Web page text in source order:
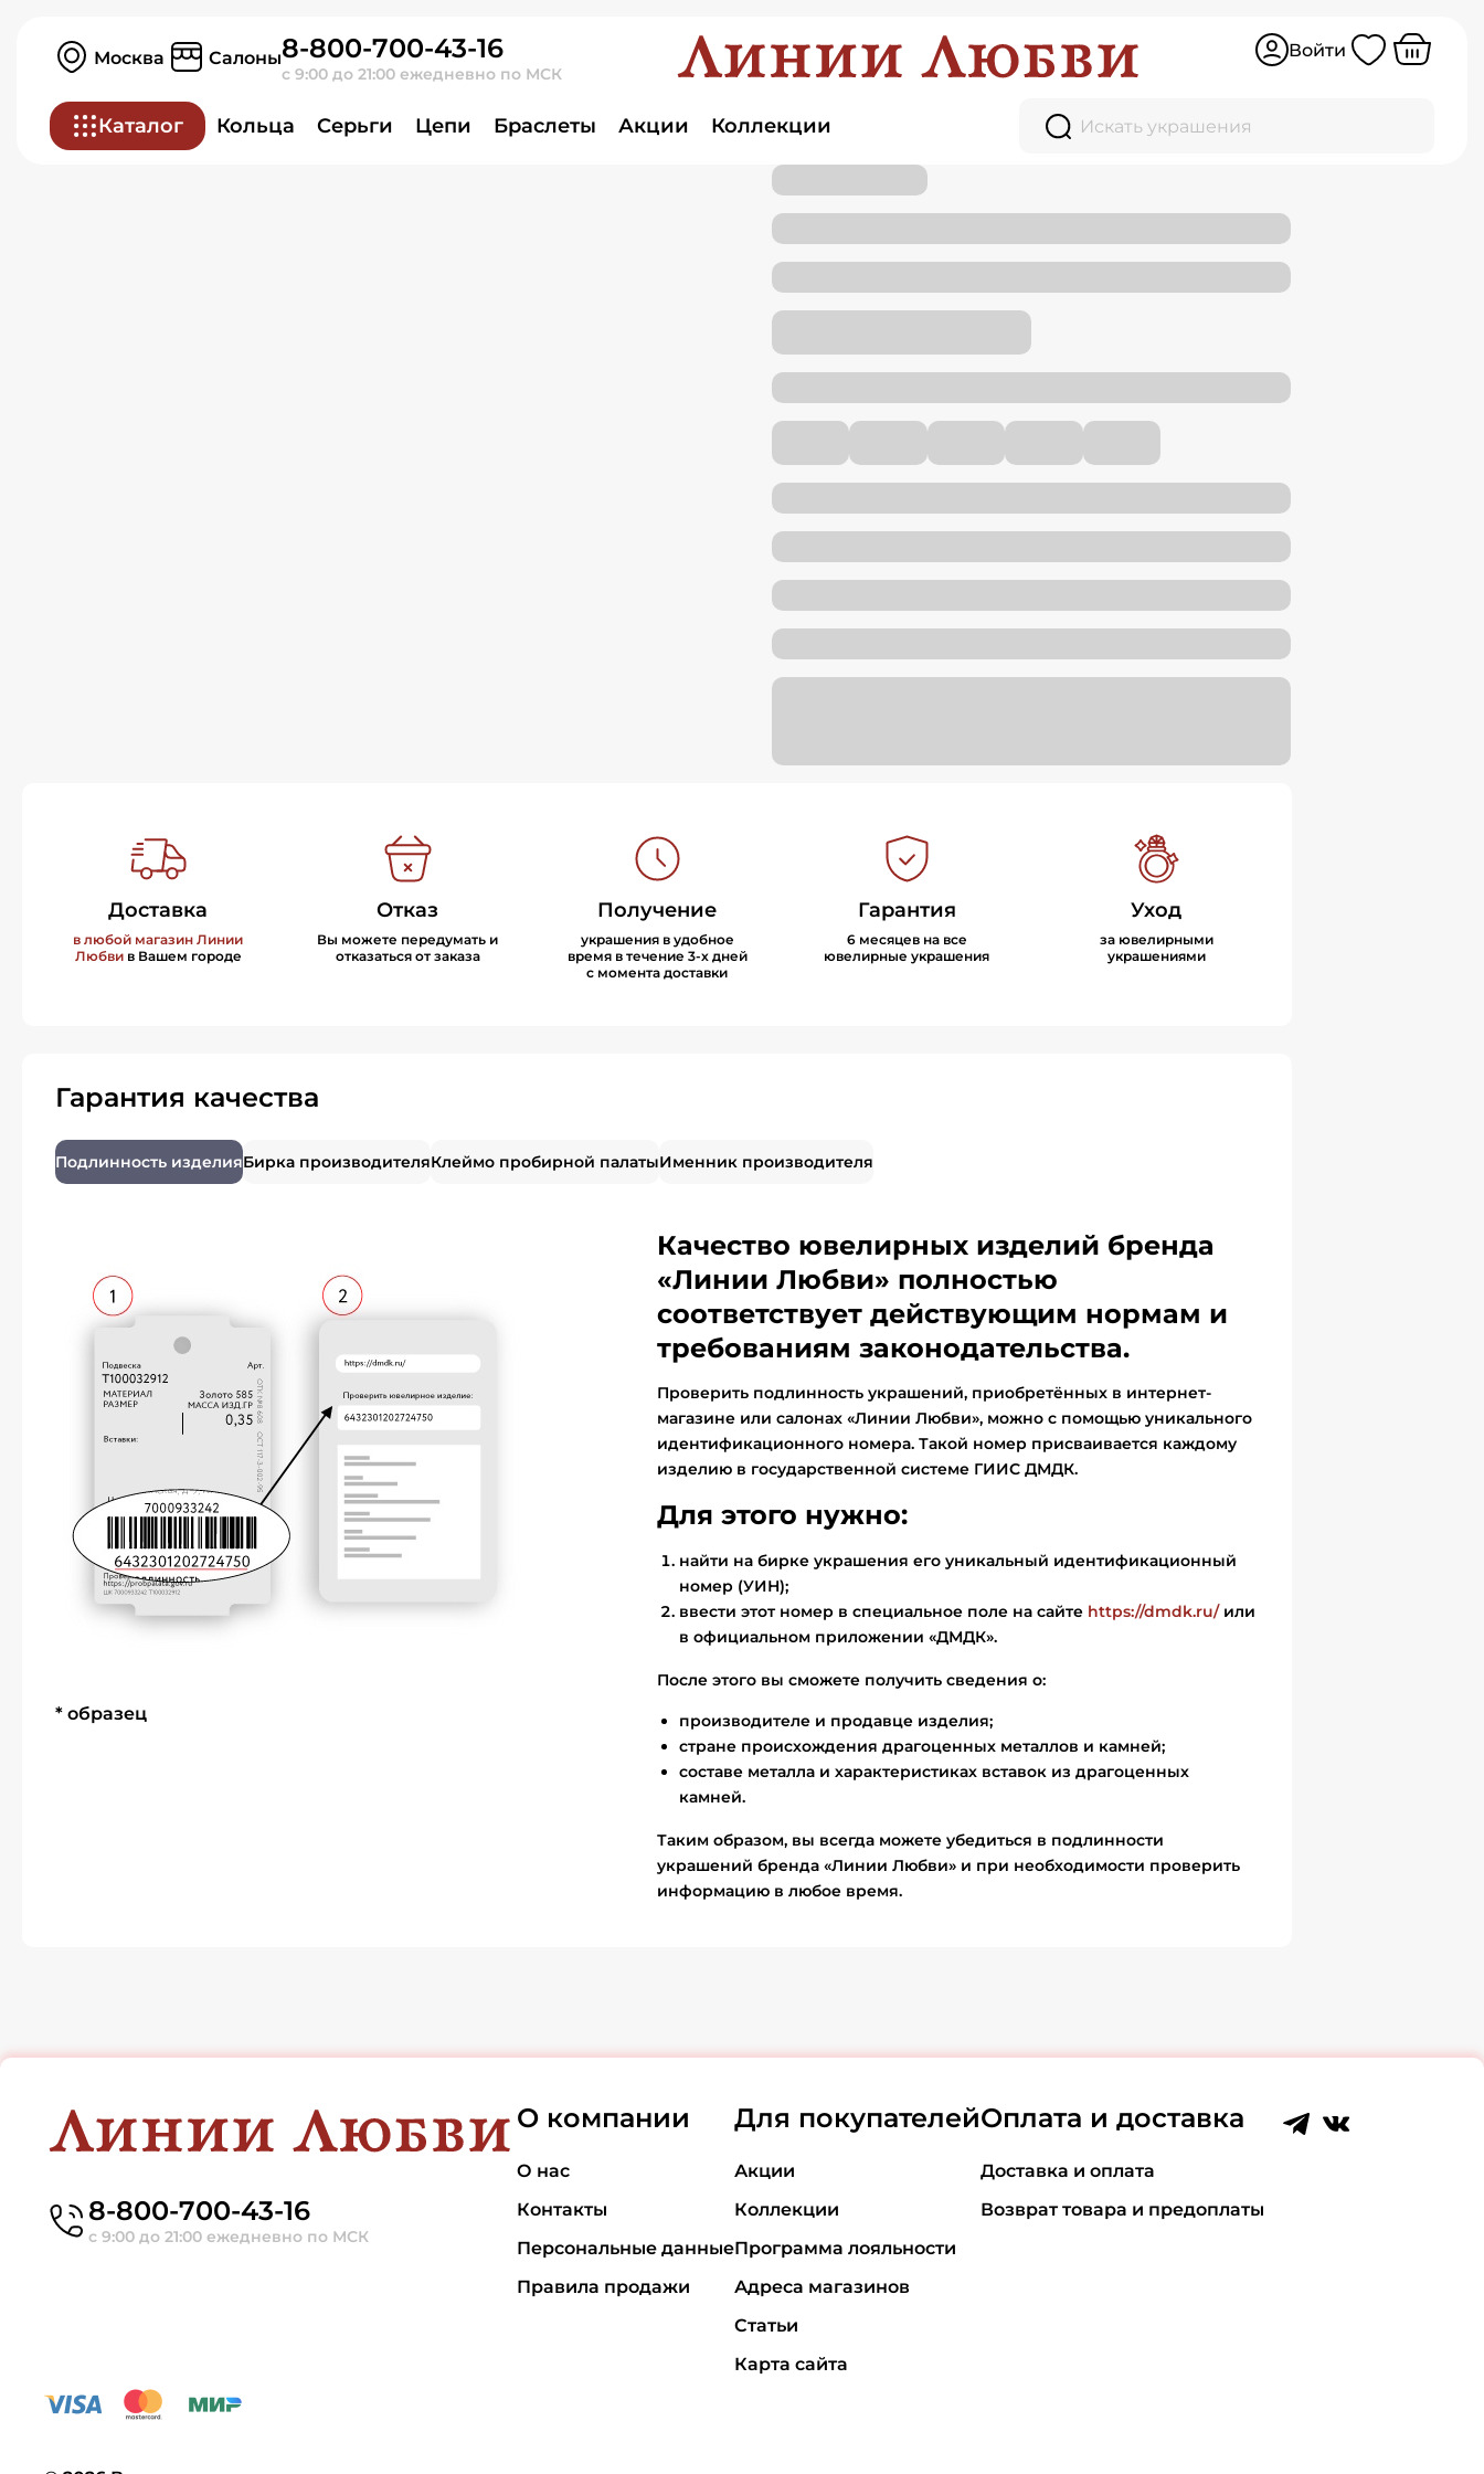
Москва Салоны8-800-700-43-16
с 9:00 до 21:00 ежедневно по МСК
Войти
Каталог Кольца Серьги Цепи Браслеты Акции Коллекции Искать украшения
Серьги из красного золота
Доставка
в любой магазин Линии
Любвив Вашем городе
Отказ
Вы можете передумать и
отказаться от заказа
Получение
украшения в удобное
время в течение 3-х дней
с момента доставки
Гарантия
6 месяцев на все
ювелирные украшения
Уход
за ювелирными
украшениями
Гарантия качества
Подлинность изделияБирка производителяКлеймо пробирной палатыИменник производителя
* образец
Качество ювелирных изделий бренда
«Линии Любви» полностью
соответствует действующим нормам и
требованиям законодательства.
Проверить подлинность украшений, приобретённых в интернет-
магазине или салонах «Линии Любви», можно с помощью уникального
идентификационного номера. Такой номер присваивается каждому
изделию в государственной системе ГИИС ДМДК.
Для этого нужно:
найти на бирке украшения его уникальный идентификационный
номер (УИН);
ввести этот номер в специальное поле на сайте https://dmdk.ru/или
в официальном приложении «ДМДК».
После этого вы сможете получить сведения о:
производителе и продавце изделия;
стране происхождения драгоценных металлов и камней;
составе металла и характеристиках вставок из драгоценных
камней.
Таким образом, вы всегда можете убедиться в подлинности
украшений бренда «Линии Любви» и при необходимости проверить
информацию в любое время.
8-800-700-43-16
с 9:00 до 21:00 ежедневно по МСК
О компании
О нас
Контакты
Персональные данные
Правила продажи
Для покупателей
Акции
Коллекции
Программа лояльности
Адреса магазинов
Статьи
Карта сайта
Оплата и доставка
Доставка и оплата
Возврат товара и предоплаты